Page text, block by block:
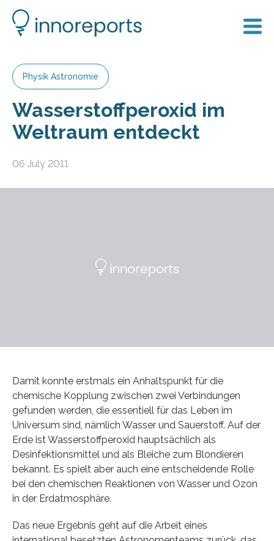
Physik Astronomie
Wasserstoffperoxid im
Weltraum entdeckt
06 July 2011
Damit konnte erstmals ein Anhaltspunkt für die
chemische Kopplung zwischen zwei Verbindungen
gefunden werden, die essentiell für das Leben im
Universum sind, nämlich Wasser und Sauerstoff. Auf der
Erde ist Wasserstoffperoxid hauptsächlich als
Desinfektionsmittel und als Bleiche zum Blondieren
bekannt. Es spielt aber auch eine entscheidende Rolle
bei den chemischen Reaktionen von Wasser und Ozon
in der Erdatmosphäre.
Das neue Ergebnis geht auf die Arbeit eines